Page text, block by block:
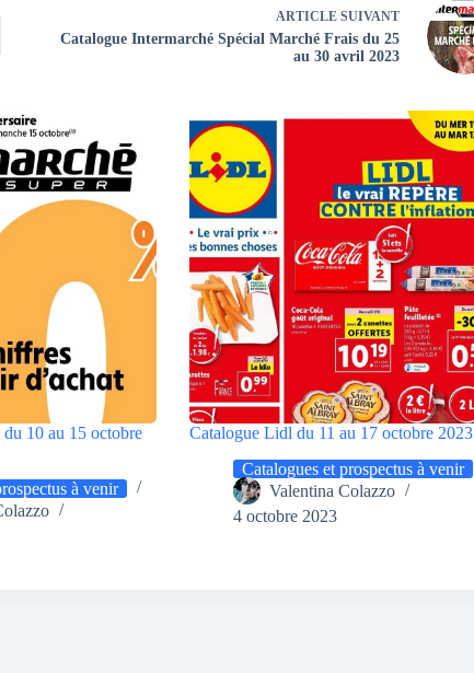
ARTICLE SUIVANT
Catalogue Intermarché Spécial Marché Frais du 25
au 30 avril 2023
10 au 15 octobre
à venir
Catalogue Lidl du 11 au 17 octobre 2023
Catalogues et prospectus à venir
Valentina Colazzo
4 octobre 2023